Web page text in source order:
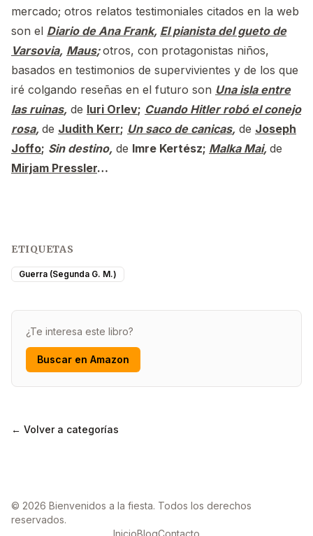
mercado; otros relatos testimoniales citados en la web
son el Diario de Ana Frank, El pianista del gueto de
Varsovia, Maus;otros, con protagonistas niños,
basados en testimonios de supervivientes y de los que
iré colgando reseñas en el futuro son Una isla entre
las ruinas, de Iuri Orlev; Cuando Hitler robó el conejo
rosa, de Judith Kerr; Un saco de canicas, de Joseph
Joffo; Sin destino, de Imre Kertész; Malka Mai, de
Mirjam Pressler…
ETIQUETAS
Guerra (Segunda G. M.)
¿Te interesa este libro?
Buscar en Amazon
← Volver a categorías
© 2026 Bienvenidos a la fiesta. Todos los derechos
reservados.